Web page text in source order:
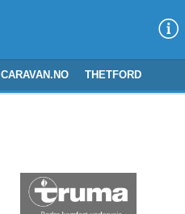
CARAVAN.NO THETFORD